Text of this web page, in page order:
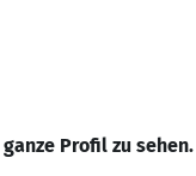
Profil zu sehen.